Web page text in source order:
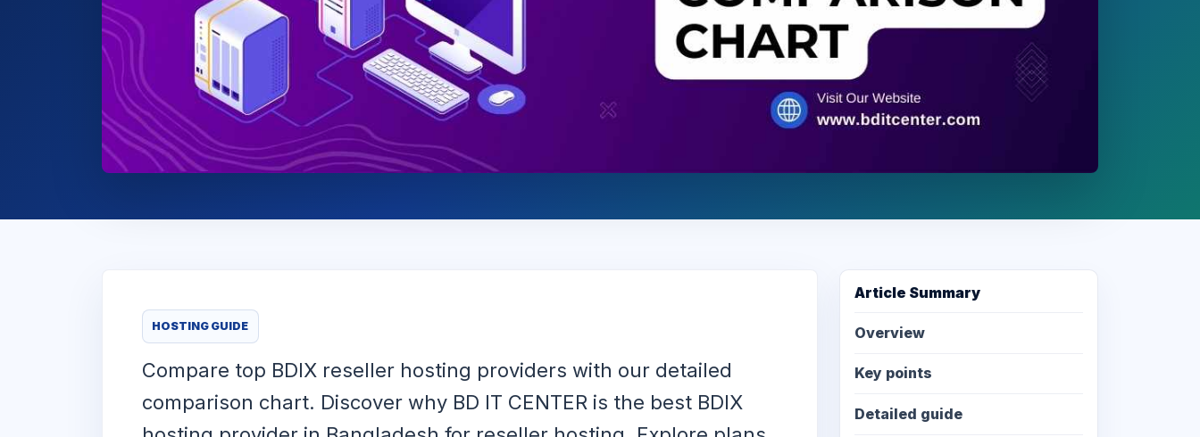
HOSTING GUIDE
Compare top BDIX reseller hosting providers with our detailed
comparison chart. Discover why BD IT CENTER is the best BDIX
Article Summary
Overview
Key points
Detailed guide